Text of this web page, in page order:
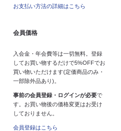
お支払い方法の詳細はこちら
会員価格
入会金・年会費等は一切無料。登録
してお買い物するだけで5%OFFでお
買い物いただけます(定価商品のみ・
一部除外品あり)。
事前の会員登録・ログインが必要で
す。お買い物後の価格変更はお受け
しておりません。
会員登録はこちら